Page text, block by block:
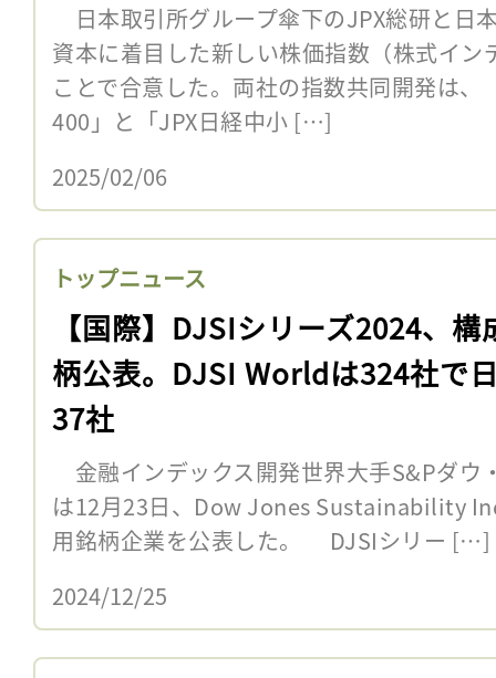
日本取引所グループ傘下のJPX総研と日
資本に着目した新しい株価指数（株式イン
ことで合意した。両社の指数共同開発は、
400」と「JPX日経中小 […]
2025/02/06
トップニュース
【国際】DJSIシリーズ2024、構
柄公表。DJSI Worldは324社で
37社
金融インデックス開発世界大手S&Pダウ
は12月23日、Dow Jones Sustainability
用銘柄企業を公表した。 DJSIシリー […]
2024/12/25